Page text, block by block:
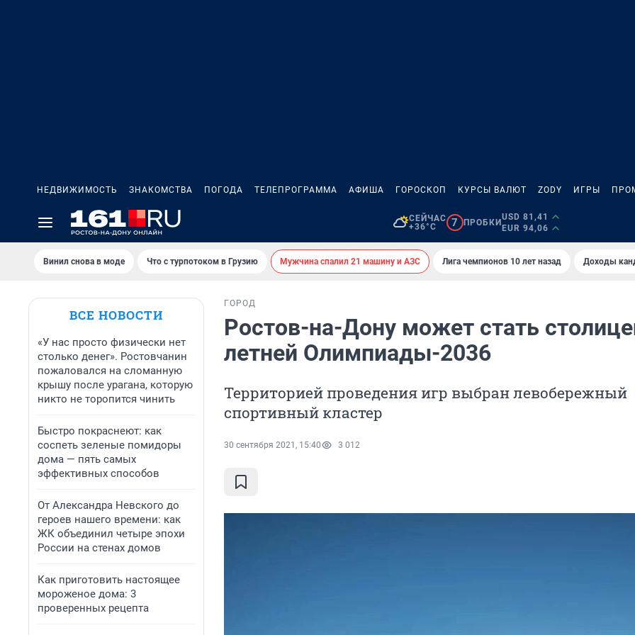
НЕДВИЖИМОСТЬ ЗНАКОМСТВА ПОГОДА ТЕЛЕПРОГРАММА АФИША ГОРОСКОП КУРСЫ ВАЛЮТ ZODY ИГРЫ
СЕЙЧАС
+36°C
7 ПРОБКИ
USD 81,41
EUR 94,06
Винил снова в моде Что с турпотоком в Грузию Мужчина спалил 21 машину и АЗС Лига чемпионов 10 лет назад Доходы
ВСЕ НОВОСТИ
«У нас просто физически нет
столько денег». Ростовчанин
пожаловался на сломанную
крышу после урагана, которую
никто не торопится чинить
Быстро покраснеют: как
соспеть зеленые помидоры
дома — пять самых
эффективных способов
От Александра Невского до
героев нашего времени: как
ЖК объединил четыре эпохи
России на стенах домов
Как приготовить настоящее
мороженое дома: 3
проверенных рецепта
ГОРОД
Ростов-на-Дону может стать
летней Олимпиады-2036
Территорией проведения игр выбран левобережный
спортивный кластер
30 сентября 2021, 15:40 3 012